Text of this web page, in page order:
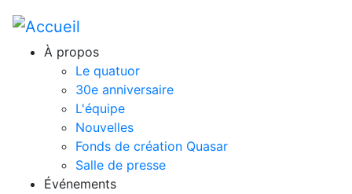
À propos
Le quatuor
30e anniversaire
L'équipe
Nouvelles
Fonds de création Quasar
Salle de presse
Événements